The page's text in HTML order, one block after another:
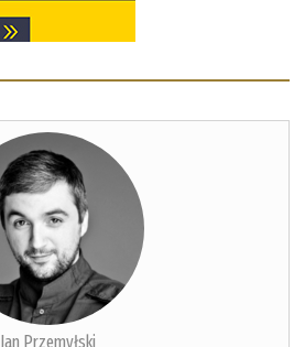
Jan Przemyłski